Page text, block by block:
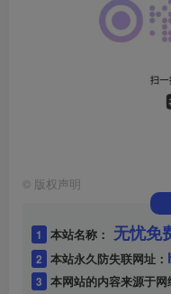
© 版权声明
1 本站名称： 无忧免
2 本站永久防失联网址：
3 本网站的内容来源于网